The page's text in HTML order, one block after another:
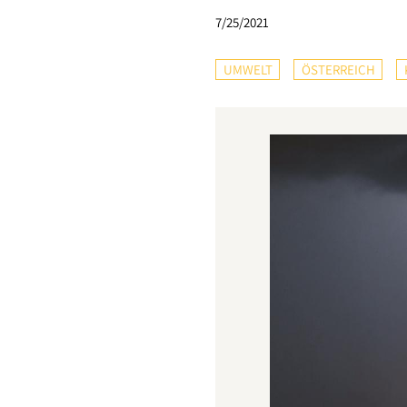
7/25/2021
UMWELT ÖSTERREICH